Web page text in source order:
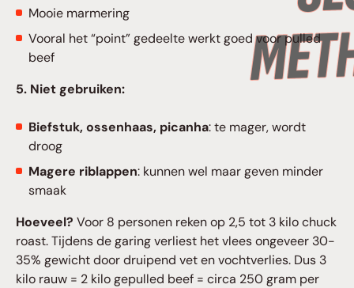
Mooie marmering
Vooral het “point” gedeelte werkt goed voor pulled
beef
5. Niet gebruiken:
Biefstuk, ossenhaas, picanha: te mager, wordt
droog
Magere riblappen: kunnen wel maar geven minder
smaak
Hoeveel? Voor 8 personen reken op 2,5 tot 3 kilo chuck
roast. Tijdens de garing verliest het vlees ongeveer 30-
35% gewicht door druipend vet en vochtverlies. Dus 3
kilo rauw = 2 kilo gepulled beef = circa 250 gram per